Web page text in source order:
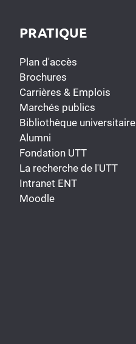
PRATIQUE
Plan d'accès
Brochures
Carrières & Emplois
Marchés publics
Bibliothèque universitaire
Alumni
Fondation UTT
La recherche de l'UTT
Intranet ENT
Moodle